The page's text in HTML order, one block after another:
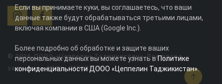
© 2026 ДООО «Цеппелин Таджикистан». Все права
защищены. ИНН - 010082996
Если вы принимаете куки, вы соглашаетесь, что ваши
данные также будут обрабатываться третьими лицами,
включая компании в США (Google Inc.).
Более подробно об обработке и защите ваших
персональных данных вы можете узнать вПолитике
конфиденциальности ДООО «Цеппелин Таджикистан».